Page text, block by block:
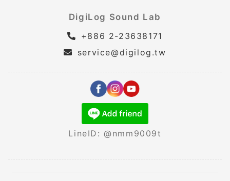
DigiLog Sound Lab
+886 2-23638171
service@digilog.tw
LineID: @nmm9009t